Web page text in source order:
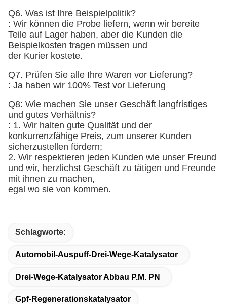
Q6. Was ist Ihre Beispielpolitik?
: Wir können die Probe liefern, wenn wir bereite
Teile auf Lager haben, aber die Kunden die
Beispielkosten tragen müssen und
der Kurier kostete.
Q7. Prüfen Sie alle Ihre Waren vor Lieferung?
: Ja haben wir 100% Test vor Lieferung
Q8: Wie machen Sie unser Geschäft langfristiges
und gutes Verhältnis?
: 1. Wir halten gute Qualität und der
konkurrenzfähige Preis, zum unserer Kunden
sicherzustellen fördern;
2. Wir respektieren jeden Kunden wie unser Freund
und wir, herzlichst Geschäft zu tätigen und Freunde
mit ihnen zu machen,
egal wo sie von kommen.
Schlagworte:
Automobil-Auspuff-Drei-Wege-Katalysator
Drei-Wege-Katalysator Abbau P.M. PN
Gpf-Regenerationskatalysator